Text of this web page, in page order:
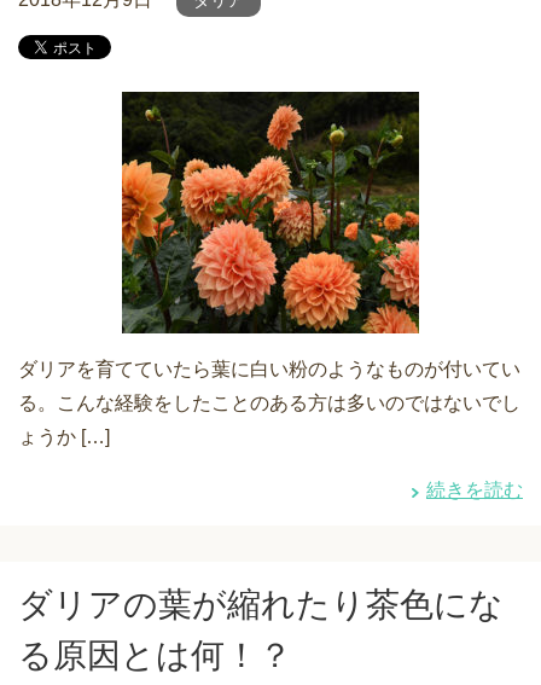
ダリアを育てていたら葉に白い粉のようなものが付いてい
る。こんな経験をしたことのある方は多いのではないでし
ょうか […]
続きを読む
ダリアの葉が縮れたり茶色にな
る原因とは何！？